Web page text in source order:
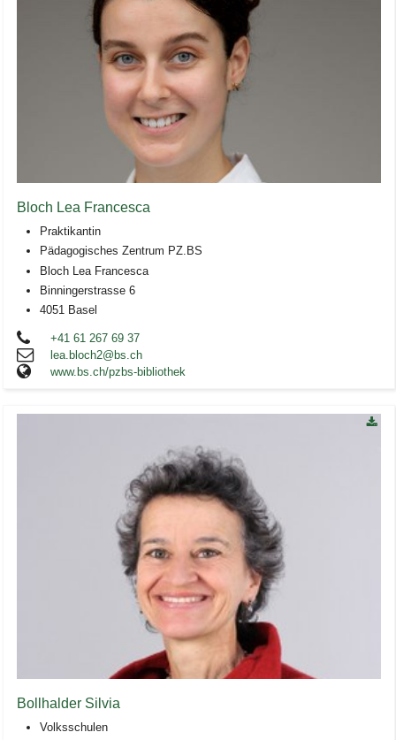
Bloch Lea Francesca
Praktikantin
Pädagogisches Zentrum PZ.BS
Bloch Lea Francesca
Binningerstrasse 6
4051 Basel
+41 61 267 69 37
lea.bloch2@bs.ch
www.bs.ch/pzbs-bibliothek
Bollhalder Silvia
Volksschulen